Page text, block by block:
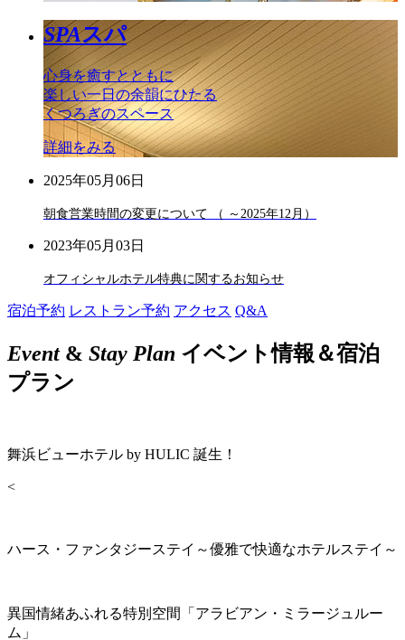
SPAスパ
心身を癒すとともに
楽しい一日の余韻にひたる
くつろぎのスペース
詳細をみる
2025年05月06日
朝食営業時間の変更について （ ～2025年12月）
2023年05月03日
オフィシャルホテル特典に関するお知らせ
宿泊予約 レストラン予約 アクセス Q&A
Event& Stay Plan イベント情報＆宿泊
プラン
舞浜ビューホテル by HULIC 誕生！
<
ハース・ファンタジーステイ～優雅で快適なホテルステイ～
異国情緒あふれる特別空間「アラビアン・ミラージュルー
ム」